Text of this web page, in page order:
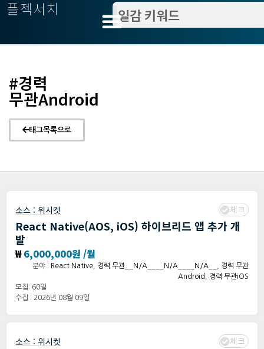
플젝서치
#경력
무관Android
태그목록으로
소스 : 위시켓 체크
React Native(AOS, iOS) 하이브리드 앱 추가 개
발
₩6,000,000원 /월
분야 : React Native 경력 무관__N/A____N/A____N/A__
경력 무관
Android
경력 무관iOS
모집: 60일
수집 : 2026년 08월 09일
소스 : 위시켓 체크